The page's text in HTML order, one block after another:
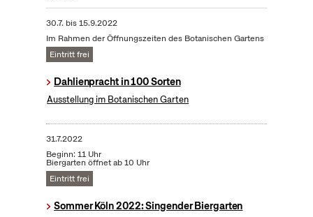
30.7. bis15.9.2022
Im Rahmen der Öffnungszeiten des Botanischen Gartens
Eintritt frei
Dahlienpracht in 100 Sorten
Ausstellung im Botanischen Garten
31.7.2022
Beginn: 11 Uhr
Biergarten öffnet ab 10 Uhr
Eintritt frei
Sommer Köln 2022: Singender Biergarten